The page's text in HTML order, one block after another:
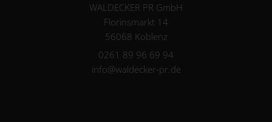
WALDECKER PR GmbH
Florinsmarkt 14
56068 Koblenz
0261 89 96 69 94
info@waldecker-pr.de